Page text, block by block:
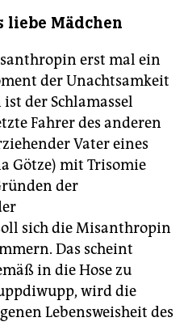
liebe Mädchen
erst mal ein
der Unachtsamkeit
der Schlamassel
Fahrer des anderen
Vater eines
Götze) mit Trisomie
der
sich die Misanthropin
Das scheint
in die Hose zu
wird die
Lebensweisheit des